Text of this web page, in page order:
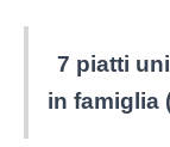
7 piatti
in famiglia